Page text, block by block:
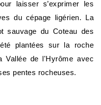
laisser s’exprimer les
du cépage ligérien. La
sauvage du Coteau des
plantées sur la roche
Vallée de l'Hyrôme avec
pentes rocheuses.